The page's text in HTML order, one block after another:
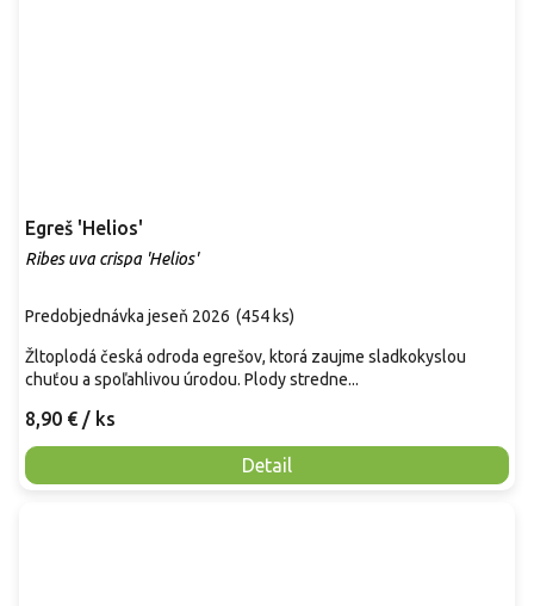
Egreš 'Helios'
Ribes uva crispa 'Helios'
Predobjednávka jeseň 2026 (454 ks)
8,90 € / ks
Detail
Žltoplodá česká odroda egrešov, ktorá zaujme sladkokyslou
chuťou a spoľahlivou úrodou. Plody stredne...